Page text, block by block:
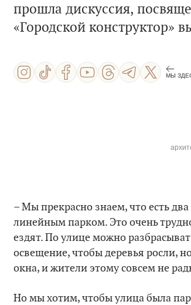
прошла дискуссия,
«Городской конструктор»
МЫ
–Мы прекрасно знаем, что есть
линейным парком. Это очень
ездят. По улице можно
освещение, чтобы деревья росли,
окна, и жители этому совсем не
Но мы хотим, чтобы улица была